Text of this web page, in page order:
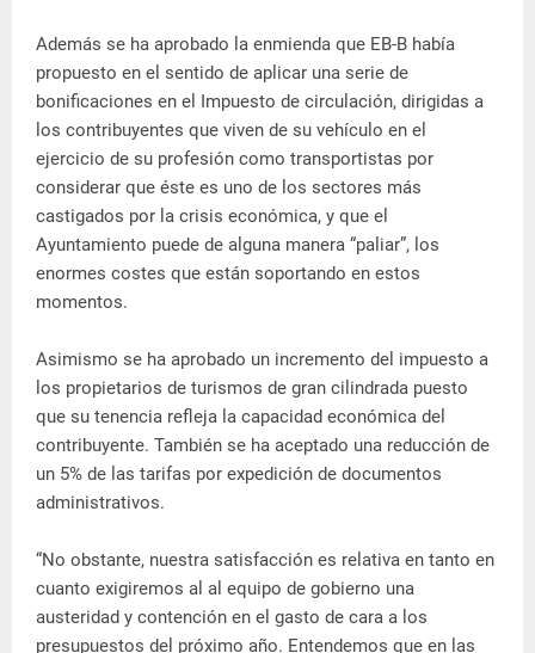
Además se ha aprobado la enmienda que EB-B había
propuesto en el sentido de aplicar una serie de
bonificaciones en el Impuesto de circulación, dirigidas a
los contribuyentes que viven de su vehículo en el
ejercicio de su profesión como transportistas por
considerar que éste es uno de los sectores más
castigados por la crisis económica, y que el
Ayuntamiento puede de alguna manera “paliar”, los
enormes costes que están soportando en estos
momentos.
Asimismo se ha aprobado un incremento del impuesto a
los propietarios de turismos de gran cilindrada puesto
que su tenencia refleja la capacidad económica del
contribuyente. También se ha aceptado una reducción de
un 5% de las tarifas por expedición de documentos
administrativos.
“No obstante, nuestra satisfacción es relativa en tanto en
cuanto exigiremos al al equipo de gobierno una
austeridad y contención en el gasto de cara a los
presupuestos del próximo año. Entendemos que en las